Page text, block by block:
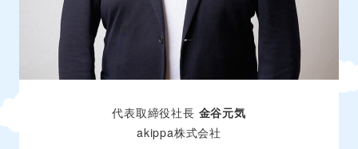
代表取締役社長 金谷元気
akippa株式会社